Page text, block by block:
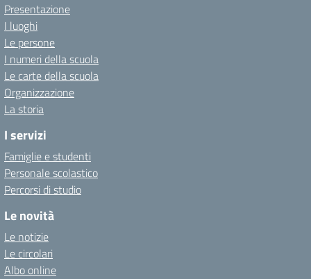
Presentazione
I luoghi
Le persone
I numeri della scuola
Le carte della scuola
Organizzazione
La storia
I servizi
Famiglie e studenti
Personale scolastico
Percorsi di studio
Le novità
Le notizie
Le circolari
Albo online